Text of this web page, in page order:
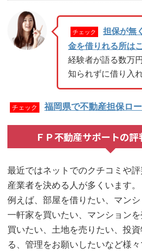
チェック
担保が無
金を借りれる所は
経験者が語る数万
知られずに借り入
チェック 福岡県で不動産担保ロ
ＦＰ不動産サポートの評
最近ではネットでのクチコミや
産業者を決める人が多くいます。
例えば、部屋を借りたい、マンシ
一軒家を買いたい、マンション
買いたい、土地を売りたい、投
る、管理をお願いしたいなど様々